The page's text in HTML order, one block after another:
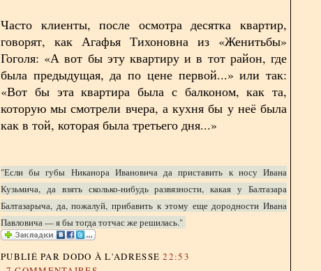
Часто клиенты, после осмотра десятка квартир,
говорят, как Агафья Тихоновна из «Женитьбы»
Гоголя: «А вот бы эту квартиру и в тот район, где
была предыдущая, да по цене первой...» или так:
«Вот бы эта квартира была с балконом, как та,
которую мы смотрели вчера, а кухня бы у неё была
как в той, которая была третьего дня...»
"Если бы губы Никанора Ивановича да приставить к носу Ивана
Кузьмича, да взять сколько-нибудь развязности, какая у Балтазара
Балтазарыча, да, пожалуй, прибавить к этому еще дородности Ивана
Павловича — я бы тогда тотчас же решилась."
PUBLIÉ PAR DODO À L'ADRESSE22:53